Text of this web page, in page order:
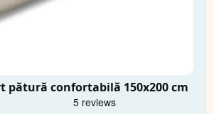
pătură confortabilă 150x200 cm